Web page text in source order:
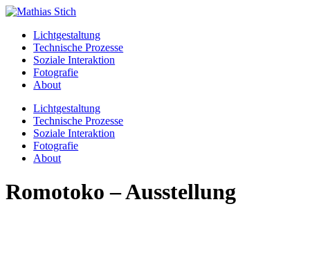
Skip
contentLichtgestaltung
Technische Prozesse
Soziale Interaktion
Fotografie
About
Menu
Lichtgestaltung
Technische Prozesse
Soziale Interaktion
Fotografie
About
Romotoko – Ausstellung